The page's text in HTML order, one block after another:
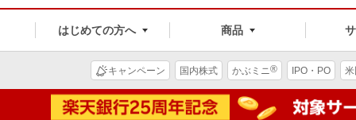
はじめての方へ 商品
キャンペーン 国内株式 かぶミニ® IPO・PO